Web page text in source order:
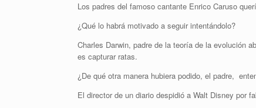
Los padres del famoso cantante Enrico Caruso
¿Qué lo habrá motivado a seguir intentándolo?
Charles Darwin, padre de la teoría de la evolución
es capturar ratas.
¿De qué otra manera hubiera podido, el padre,
El director de un diario despidió a Walt Disney por